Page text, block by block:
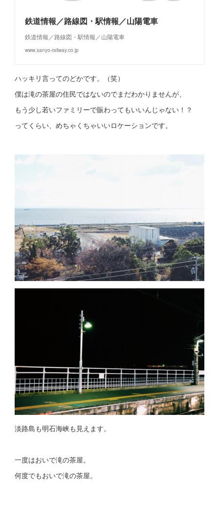
鉄道情報／路線図・駅情報／山陽電車
鉄道情報／路線図・駅情報／山陽電車
www.sanyo-railway.co.jp
ハッキリ言ってのどかです。（笑）
僕は滝の茶屋の住民ではないのでまだわかりませんが、
もう少し若いファミリーで賑わってもいいんじゃない！？
ってくらい、めちゃくちゃいいロケーションです。
淡路島も明石海峡も見えます。
一度はおいで滝の茶屋。
何度でもおいで滝の茶屋。